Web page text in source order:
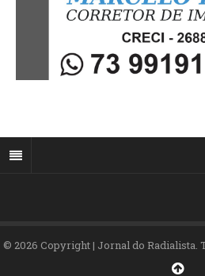
© 2026 Copyright | Jornal do Radialista.